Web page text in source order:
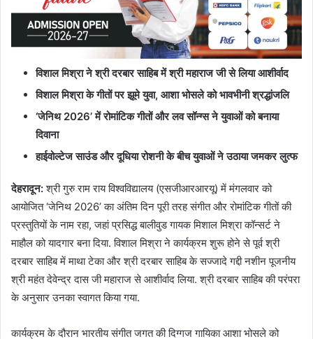
विशाल मिश्रा ने श्री दरबार साहिब में श्री महाराज जी से लिया आशीर्वाद
विशाल मिश्रा के गीतों पर झूमे युवा, आशा भोसले को भावभीनी श्रद्धांजलि
‘जेनिथ 2026’ में रोमांटिक गीतों और लव सॉन्ग्स ने युवाओं को बनाया
दिवाना
हाईवोल्टेज साउंड और दूधिया रोशनी के बीच युवाओं ने उठाया जमकर लुत्फ
देहरादून:श्री गुरु राम राय विश्वविद्यालय (एसजीआरआरयू) में मंगलवार को
आयोजित ‘जेनिथ 2026’ का अंतिम दिन पूरी तरह संगीत और रोमांटिक गीतों की
प्रस्तुतियों के नाम रहा, जहां प्रसिद्ध बालीवुड गायक मिशाल मिश्रा कॉन्सर्ट ने
माहौल को यादगार बना दिया. विशाल मिश्रा ने कार्यक्रम शुरू होने से पूर्व श्री
दरबार साहिब में माथा टेका और श्री दरबार साहिब के सज्जादे गद्दी नशीन पूजनीय
श्री महंत देवेन्द्र दास जी महाराज से आशीर्वाद लिया. श्री दरबार साहिब की परंपरा
के अनुसार उनका स्वागत किया गया.
कार्यक्रम के दौरान भारतीय संगीत जगत की दिग्गज गायिका आशा भोसले को